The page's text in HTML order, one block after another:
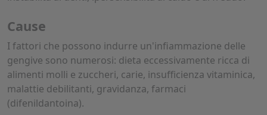
Cause
I fattori che possono indurre un'infiammazione delle
gengive sono numerosi: dieta eccessivamente ricca di
alimenti molli e zuccheri, carie, insufficienza vitaminica,
malattie debilitanti, gravidanza, farmaci
(difenildantoina).